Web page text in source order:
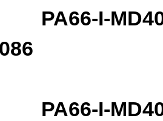
PA66-I-
PA66-I-